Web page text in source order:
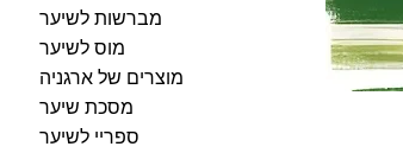
מברשות לשיער
מוס לשיער
מוצרים של ארגניה
מסכת שיער
ספריי לשיער